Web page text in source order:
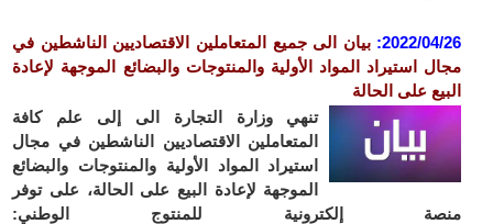
2022/04/26
: بيان الى جميع المتعاملين الاقتصاديين الناشطين في
مجال استيراد المواد الأولية والمنتوجات والبضائع الموجهة لإعادة
البيع على الحالة
تنهي وزارة التجارة الى
إلى علم كافة
المتعاملين الاقتصاديين الناشطين في مجال
استيراد المواد الأولية والمنتوجات والبضائع
الموجهة لإعادة البيع على الحالة، على توفر
منصة إلكترونية للمنتوج الوطني: